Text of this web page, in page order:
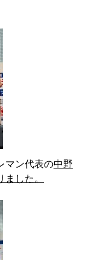
マン代表の中野
した。